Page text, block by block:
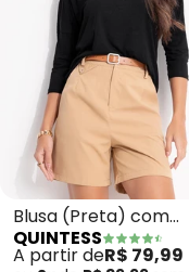
Blusa (Preta) com
Mangas 3/4
QUINTESS
A partir deR$ 79,99